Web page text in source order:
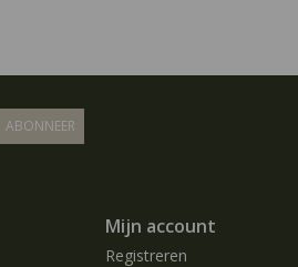
ABONNEER
Mijn account
Registreren